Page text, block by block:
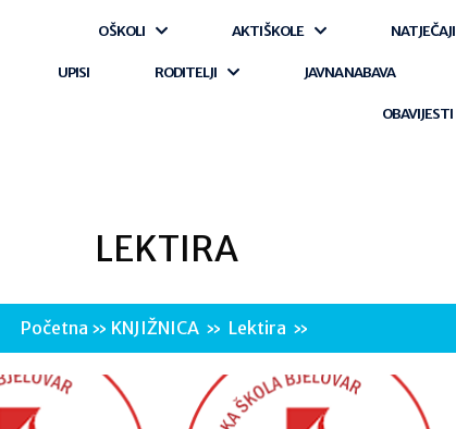
O ŠKOLI AKTI ŠKOLE NATJEČAJI
UPISI RODITELJI JAVNA NABAVA
OBAVIJESTI
LEKTIRA
Početna » KNJIŽNICA » Lektira »